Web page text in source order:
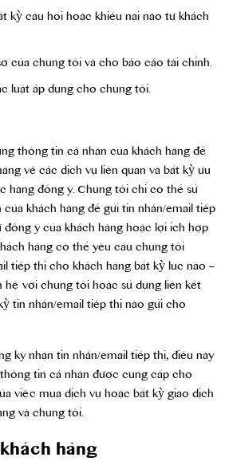
kỳ câu hỏi hoặc khiếu nại nào từ khách
của chúng tôi và cho báo cáo tài chính.
luật áp dụng cho chúng tôi.
thông tin cá nhân của khách hàng để
về các dịch vụ liên quan và bất kỳ ưu
hàng đồng ý. Chúng tôi chỉ có thể sử
khách hàng để gửi tin nhắn/email tiếp
ý của khách hàng hoặc lợi ích hợp
hàng có thể yêu cầu chúng tôi
tiếp thị cho khách hàng bất kỳ lúc nào –
hệ với chúng tôi hoặc sử dụng liên kết
tin nhắn/email tiếp thị nào gửi cho
ký nhận tin nhắn/email tiếp thị, điều này
tin cá nhân được cung cấp cho
việc mua dịch vụ hoặc bất kỳ giao dịch
và chúng tôi.
hàng